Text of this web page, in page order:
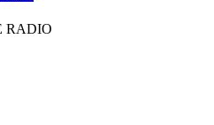
RADIO